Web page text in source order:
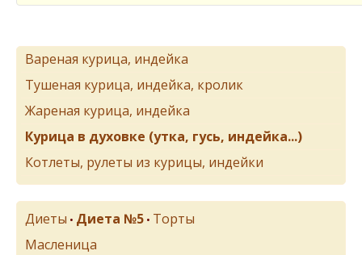
Вареная курица, индейка
Тушеная курица, индейка, кролик
Жареная курица, индейка
Курица в духовке (утка, гусь, индейка...)
Котлеты, рулеты из курицы, индейки
Диеты • Диета №5 • Торты
Масленица